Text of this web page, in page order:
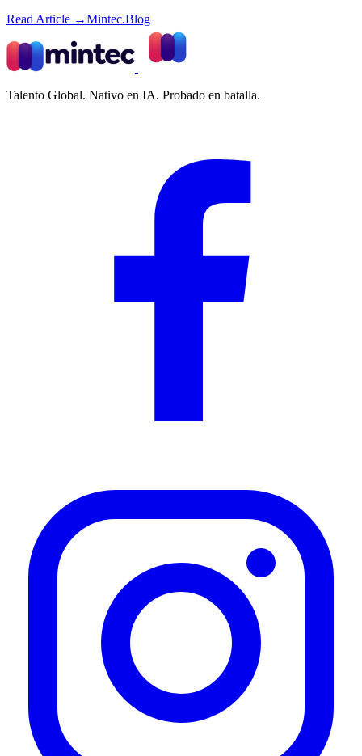
Read Article →Mintec.Blog
Talento Global. Nativo en IA. Probado en batalla.